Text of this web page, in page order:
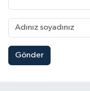
Gönder